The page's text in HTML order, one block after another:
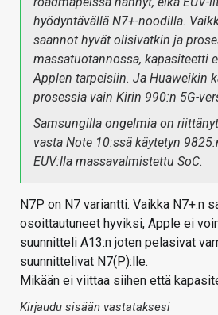
hyödyntävällä N7+-noodilla.
saannot hyvät olisivatkin ja
massatuotannossa, kapasiteetti
Applen tarpeisiin. Ja Huaweikin
prosessia vain Kirin 990:n 5G-
Samsungilla ongelmia on
vasta Note 10:ssä käytetyn
EUV:lla massavalmistettu SoC.
N7P on N7 variantti. Vaikka N7+:n
osoittautuneet hyviksi, Apple ei
suunnitteli A13:n joten pelasivat
suunnittelivat N7(P):lle.
Mikään ei viittaa siihen että
Kirjaudu sisään vastataksesi